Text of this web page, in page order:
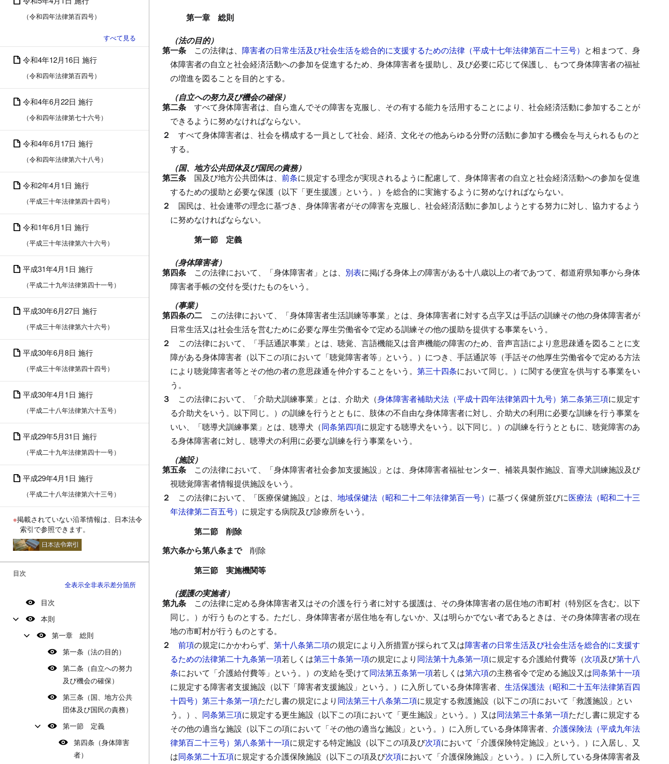
（令和四年法律第百四号）
令和4年12月16日 施行
（令和四年法律第百四号）
令和4年6月22日 施行
（令和四年法律第七十六号）
令和4年6月17日 施行
（令和四年法律第六十八号）
令和2年4月1日 施行
（平成三十年法律第四十四号）
令和1年6月1日 施行
（平成三十年法律第六十六号）
平成31年4月1日 施行
（平成二十九年法律第四十一号）
平成30年6月27日 施行
（平成三十年法律第六十六号）
平成30年6月8日 施行
（平成三十年法律第四十四号）
平成30年4月1日 施行
（平成二十八年法律第六十五号）
平成29年5月31日 施行
（平成二十九年法律第四十一号）
平成29年4月1日 施行
（平成二十八年法律第六十三号）
※掲載されていない沿革情報は、日本法令
索引で参照できます。
目次
全表示全非表示差分箇所
目次
本則
第一章 総則
第一条（法の目的）
第二条（自立への努力
及び機会の確保）
第三条（国、地方公共
団体及び国民の責務）
第一節 定義
第四条（身体障害
者）
第一章 総則
（法の目的）
第一条 この法律は、 障害者の日常生活及び社会生活を総合的に支援するための法律（平成十七年法律第百二十三号） と相まつて、身
体障害者の自立と社会経済活動への参加を促進するため、身体障害者を援助し、及び必要に応じて保護し、もつて身体障害者の福祉
の増進を図ることを目的とする。
（自立への努力及び機会の確保）
第二条 すべて身体障害者は、自ら進んでその障害を克服し、その有する能力を活用することにより、社会経済活動に参加することが
できるように努めなければならない。
２ すべて身体障害者は、社会を構成する一員として社会、経済、文化その他あらゆる分野の活動に参加する機会を与えられるものと
する。
（国、地方公共団体及び国民の責務）
第三条 国及び地方公共団体は、 前条に規定する理念が実現されるように配慮して、身体障害者の自立と社会経済活動への参加を促進
するための援助と必要な保護（以下「更生援護」という。）を総合的に実施するように努めなければならない。
２ 国民は、社会連帯の理念に基づき、身体障害者がその障害を克服し、社会経済活動に参加しようとする努力に対し、協力するよう
に努めなければならない。
第一節 定義
（身体障害者）
第四条 この法律において、「身体障害者」とは、 別表に掲げる身体上の障害がある十八歳以上の者であつて、都道府県知事から身体
障害者手帳の交付を受けたものをいう。
（事業）
第四条の二 この法律において、「身体障害者生活訓練等事業」とは、身体障害者に対する点字又は手話の訓練その他の身体障害者が
日常生活又は社会生活を営むために必要な厚生労働省令で定める訓練その他の援助を提供する事業をいう。
２ この法律において、「手話通訳事業」とは、聴覚、言語機能又は音声機能の障害のため、音声言語により意思疎通を図ることに支
障がある身体障害者（以下この項において「聴覚障害者等」という。）につき、手話通訳等（手話その他厚生労働省令で定める方法
により聴覚障害者等とその他の者の意思疎通を仲介することをいう。 第三十四条において同じ。）に関する便宜を供与する事業をい
う。
３ この法律において、「介助犬訓練事業」とは、介助犬（身体障害者補助犬法（平成十四年法律第四十九号）第二条第三項に規定す
る介助犬をいう。以下同じ。）の訓練を行うとともに、肢体の不自由な身体障害者に対し、介助犬の利用に必要な訓練を行う事業を
いい、「聴導犬訓練事業」とは、聴導犬（同条第四項に規定する聴導犬をいう。以下同じ。）の訓練を行うとともに、聴覚障害のあ
る身体障害者に対し、聴導犬の利用に必要な訓練を行う事業をいう。
（施設）
第五条 この法律において、「身体障害者社会参加支援施設」とは、身体障害者福祉センター、補装具製作施設、盲導犬訓練施設及び
視聴覚障害者情報提供施設をいう。
２ この法律において、「医療保健施設」とは、 地域保健法（昭和二十二年法律第百一号） に基づく保健所並びに医療法（昭和二十三
年法律第二百五号） に規定する病院及び診療所をいう。
第二節 削除
第六条から第八条まで 削除
第三節 実施機関等
（援護の実施者）
第九条 この法律に定める身体障害者又はその介護を行う者に対する援護は、その身体障害者の居住地の市町村（特別区を含む。以下
同じ。）が行うものとする。 ただし、身体障害者が居住地を有しないか、又は明らかでない者であるときは、その身体障害者の現在
地の市町村が行うものとする。
２ 前項の規定にかかわらず、 第十八条第二項の規定により入所措置が採られて又は障害者の日常生活及び社会生活を総合的に支援す
るための法律第二十九条第一項若しくは第三十条第一項の規定により 同法第十九条第一項に規定する介護給付費等（次項及び第十八
条において「介護給付費等」という。）の支給を受けて同法第五条第一項若しくは第六項の主務省令で定める施設又は同条第十一項
に規定する障害者支援施設（以下「障害者支援施設」という。）に入所している身体障害者、 生活保護法（昭和二十五年法律第百四
十四号）第三十条第一項ただし書の規定により 同法第三十八条第二項に規定する救護施設（以下この項において「救護施設」とい
う。）、 同条第三項に規定する更生施設（以下この項において「更生施設」という。）又は同法第三十条第一項ただし書に規定する
その他の適当な施設（以下この項において「その他の適当な施設」という。）に入所している身体障害者、 介護保険法（平成九年法
律第百二十三号）第八条第十一項に規定する特定施設（以下この項及び次項において「介護保険特定施設」という。）に入居し、又
は同条第二十五項に規定する介護保険施設（以下この項及び次項において「介護保険施設」という。）に入所している身体障害者及